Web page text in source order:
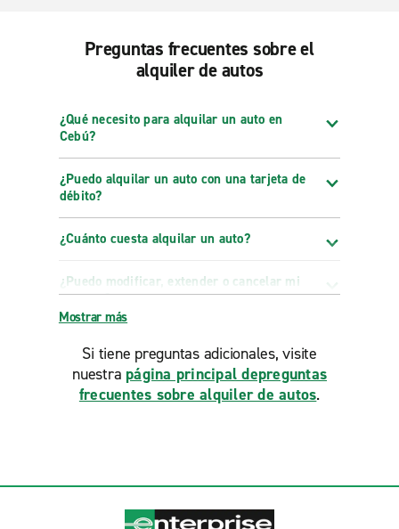
Preguntas frecuentes sobre el
alquiler de autos
¿Qué necesito para alquilar un auto en
Cebú?
¿Puedo alquilar un auto con una tarjeta de
débito?
¿Cuánto cuesta alquilar un auto?
¿Puedo modificar, extender o cancelar mi
reserva?
Mostrar más
Si tiene preguntas adicionales, visite
nuestra página principal depreguntas
frecuentes sobre alquiler de autos.